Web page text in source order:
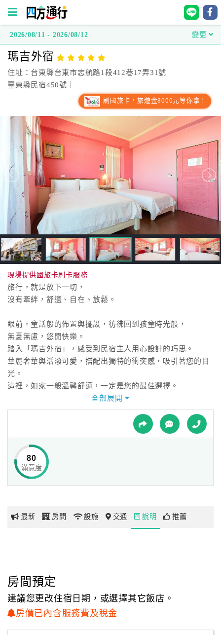
方
通
行
訂
房
直
跟
飯
店
訂
房
HOT
特
色
民
宿
球
網
玩
地
圖
顧
2026/08/11 - 2026/08/12 變更
瑪吉外宿
住址：台東縣台東市志航路1段412巷17弄31號
臺東縣民宿450號｜
刷國旅卡，旅遊金8000元等你拿！
現場提供國旅卡刷卡服務
旅行，就是放下一切，
沒有牽絆，舒適、自在、放鬆。
眼前，童話般的佈置與擺設，彷彿回到孩童時光般，
無憂無慮，悠閒快樂。
踏入「瑪吉外宿」，感受到民宿主人用心設計的巧思。
華麗奢華與活潑可愛，搭配出獨特的衝突感，吸引著您的目
光。
這裡，如家一般溫馨舒適，一定是您的最佳選擇。
平凡的生活中，該來點不一樣的了。
平時壓抑自己在一個緊迫的時間與空間，都沒機會好好休
這樣難得的假期，可不能讓它浪費了。
與朝陽一同盛開綻放，讓陽光與清新的空氣洗滌您一身的壓
力吧！
我們將最真誠的幸福，滿滿傾注給您，好好享受這個假期的
全部展開
80
滿意度
最新 房間 設施 交通 說明 推薦
房間預定
建議您更改住宿日期，或選擇其它飯店。
房價已內含服務費及稅金